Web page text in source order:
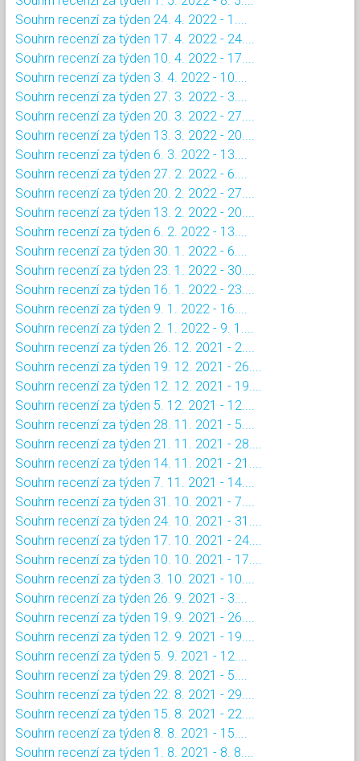
Souhrn recenzí za týden 24. 4. 2022 - 1....
Souhrn recenzí za týden 17. 4. 2022 - 24....
Souhrn recenzí za týden 10. 4. 2022 - 17....
Souhrn recenzí za týden 3. 4. 2022 - 10....
Souhrn recenzí za týden 27. 3. 2022 - 3....
Souhrn recenzí za týden 20. 3. 2022 - 27....
Souhrn recenzí za týden 13. 3. 2022 - 20....
Souhrn recenzí za týden 6. 3. 2022 - 13....
Souhrn recenzí za týden 27. 2. 2022 - 6....
Souhrn recenzí za týden 20. 2. 2022 - 27....
Souhrn recenzí za týden 13. 2. 2022 - 20....
Souhrn recenzí za týden 6. 2. 2022 - 13....
Souhrn recenzí za týden 30. 1. 2022 - 6....
Souhrn recenzí za týden 23. 1. 2022 - 30....
Souhrn recenzí za týden 16. 1. 2022 - 23....
Souhrn recenzí za týden 9. 1. 2022 - 16....
Souhrn recenzí za týden 2. 1. 2022 - 9. 1....
Souhrn recenzí za týden 26. 12. 2021 - 2....
Souhrn recenzí za týden 19. 12. 2021 - 26....
Souhrn recenzí za týden 12. 12. 2021 - 19....
Souhrn recenzí za týden 5. 12. 2021 - 12....
Souhrn recenzí za týden 28. 11. 2021 - 5....
Souhrn recenzí za týden 21. 11. 2021 - 28....
Souhrn recenzí za týden 14. 11. 2021 - 21....
Souhrn recenzí za týden 7. 11. 2021 - 14....
Souhrn recenzí za týden 31. 10. 2021 - 7....
Souhrn recenzí za týden 24. 10. 2021 - 31....
Souhrn recenzí za týden 17. 10. 2021 - 24....
Souhrn recenzí za týden 10. 10. 2021 - 17....
Souhrn recenzí za týden 3. 10. 2021 - 10....
Souhrn recenzí za týden 26. 9. 2021 - 3....
Souhrn recenzí za týden 19. 9. 2021 - 26....
Souhrn recenzí za týden 12. 9. 2021 - 19....
Souhrn recenzí za týden 5. 9. 2021 - 12....
Souhrn recenzí za týden 29. 8. 2021 - 5....
Souhrn recenzí za týden 22. 8. 2021 - 29....
Souhrn recenzí za týden 15. 8. 2021 - 22....
Souhrn recenzí za týden 8. 8. 2021 - 15....
Souhrn recenzí za týden 1. 8. 2021 - 8. 8....